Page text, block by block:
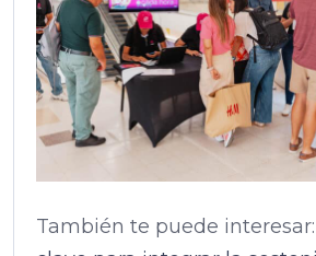
También te puede interesar: